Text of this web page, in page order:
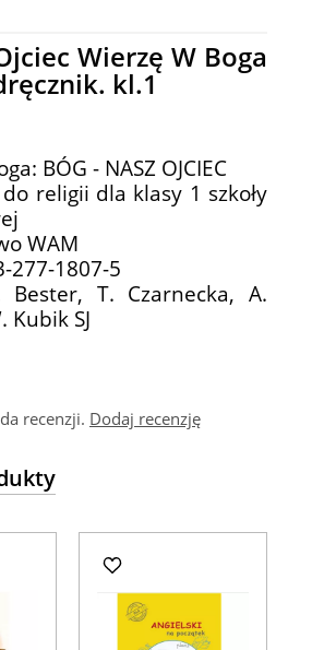
Wierzę W Boga
kl.1
BÓG - NASZ OJCIEC
religii dla klasy 1 szkoły
WAM
277-1807-5
Bester, T. Czarnecka, A.
Kubik SJ
recenzji. Dodaj recenzję